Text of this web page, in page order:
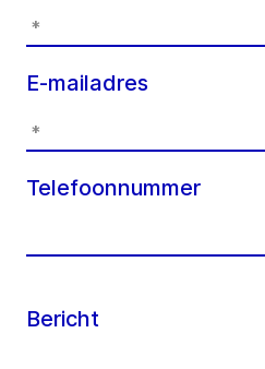
E-mailadres
Telefoonnummer
Bericht